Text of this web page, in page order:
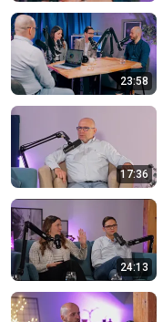
23:58
17:36
24:13